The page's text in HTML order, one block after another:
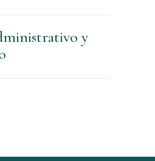
y